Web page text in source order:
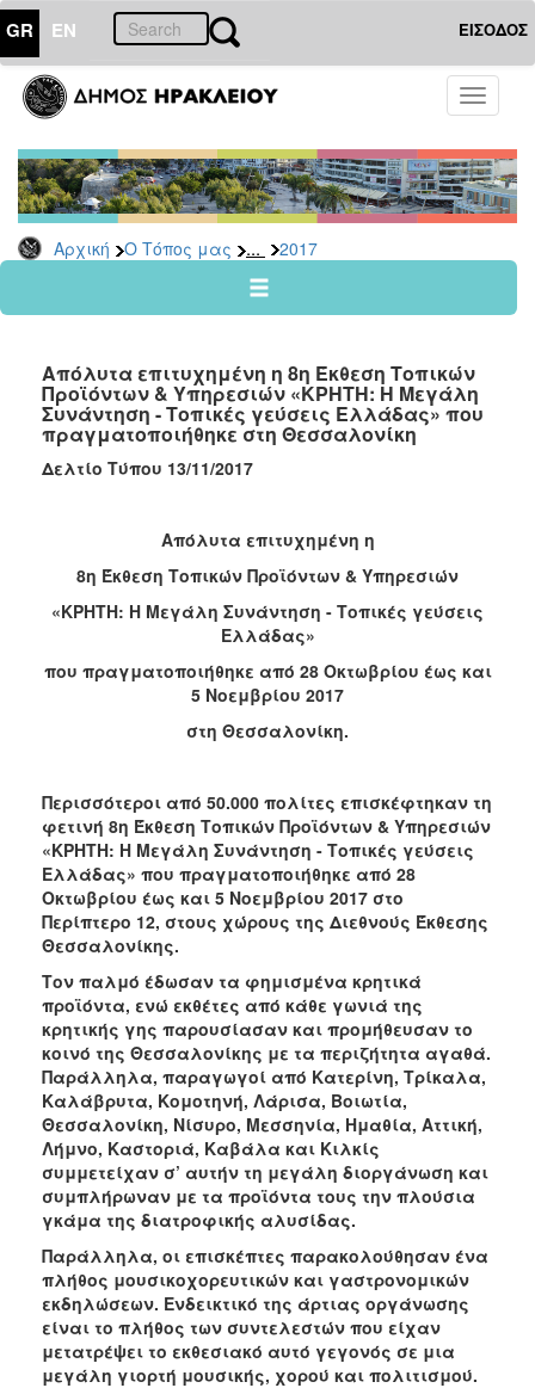
GR EN ΕΙΣΟΔΟΣ
Toggle
Αρχική Ο Τόπος μας ... 2017
ΤΟΠΟΣ
ΜΑΣ
Ανακοινώσεις
Αρχείο
2026
2024
2022
2021
2020
2017
2016
2012
ΔΗΜΟΣ
ΠΟΛΙΤΙΣΜΟΣ
ΑΝΘΕΚΤΙΚΗ
ΠΟΛΗ
Απόλυτα επιτυχημένη η 8η Έκθεση Τοπικών
Προϊόντων & Υπηρεσιών «ΚΡΗΤΗ: Η Μεγάλη
Συνάντηση - Τοπικές γεύσεις Ελλάδας» που
πραγματοποιήθηκε στη Θεσσαλονίκη
Δελτίο Τύπου 13/11/2017
Απόλυτα επιτυχημένη η
8η Έκθεση Τοπικών Προϊόντων & Υπηρεσιών
«ΚΡΗΤΗ: Η Μεγάλη Συνάντηση - Τοπικές γεύσεις
Ελλάδας»
που πραγματοποιήθηκε από 28 Οκτωβρίου έως και
5 Νοεμβρίου 2017
στη Θεσσαλονίκη.
Περισσότεροι από 50.000 πολίτες επισκέφτηκαν τη
φετινή 8η Έκθεση Τοπικών Προϊόντων & Υπηρεσιών
«ΚΡΗΤΗ: Η Μεγάλη Συνάντηση - Τοπικές γεύσεις
Ελλάδας» που πραγματοποιήθηκε από 28
Οκτωβρίου έως και 5 Νοεμβρίου 2017 στο
Περίπτερο 12, στους χώρους της Διεθνούς Έκθεσης
Θεσσαλονίκης.
Τον παλμό έδωσαν τα φημισμένα κρητικά
προϊόντα, ενώ εκθέτες από κάθε γωνιά της
κρητικής γης παρουσίασαν και προμήθευσαν το
κοινό της Θεσσαλονίκης με τα περιζήτητα αγαθά.
Παράλληλα, παραγωγοί από Κατερίνη, Τρίκαλα,
Καλάβρυτα, Κομοτηνή, Λάρισα, Βοιωτία,
Θεσσαλονίκη, Νίσυρο, Μεσσηνία, Ημαθία, Αττική,
Λήμνο, Καστοριά, Καβάλα και Κιλκίς
συμμετείχαν σ’ αυτήν τη μεγάλη διοργάνωση και
συμπλήρωναν με τα προϊόντα τους την πλούσια
γκάμα της διατροφικής αλυσίδας.
Παράλληλα, οι επισκέπτες παρακολούθησαν ένα
πλήθος μουσικοχορευτικών και γαστρονομικών
εκδηλώσεων. Ενδεικτικό της άρτιας οργάνωσης
είναι το πλήθος των συντελεστών που είχαν
μετατρέψει το εκθεσιακό αυτό γεγονός σε μια
μεγάλη γιορτή μουσικής, χορού και πολιτισμού.